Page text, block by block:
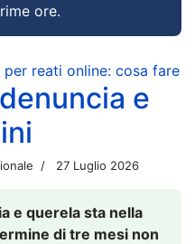
ore.
reati online: cosa fare
e
27 Luglio 2026
e querela sta nella
di tre mesi non